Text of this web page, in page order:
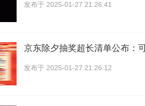
发布于 2025-01-27 21:26:41
京东除夕抽奖超长清单公布：
发布于 2025-01-27 21:26:12